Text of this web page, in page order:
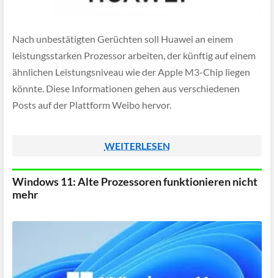
Nach unbestätigten Gerüchten soll Huawei an einem
leistungsstarken Prozessor arbeiten, der künftig auf einem
ähnlichen Leistungsniveau wie der Apple M3-Chip liegen
könnte. Diese Informationen gehen aus verschiedenen
Posts auf der Plattform Weibo hervor.
WEITERLESEN
Windows 11: Alte Prozessoren funktionieren nicht
mehr